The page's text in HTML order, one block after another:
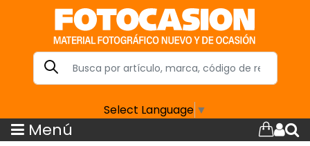
Select Language ▼
Menú